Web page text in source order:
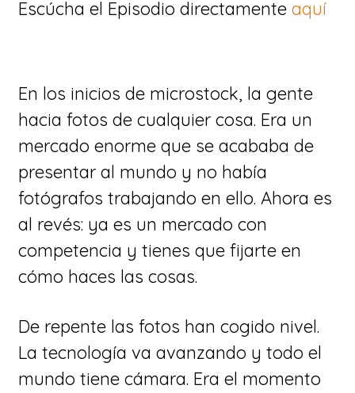
Escúcha el Episodio directamenteaquí
En los inicios de microstock, la gente
hacia fotos de cualquier cosa. Era un
mercado enorme que se acababa de
presentar al mundo y no había
fotógrafos trabajando en ello. Ahora es
al revés: ya es un mercado con
competencia y tienes que fijarte en
cómo haces las cosas.
De repente las fotos han cogido nivel.
La tecnología va avanzando y todo el
mundo tiene cámara. Era el momento